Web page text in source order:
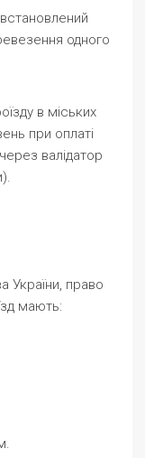
одного
в міських
при оплаті
валідатор
України, право
мають: